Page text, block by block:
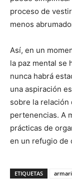
proceso de
menos
Así, en un
la paz mental se
nunca habrá
una aspiración
sobre la relación
pertenencias. A
prácticas de
en un refugio de
ETIQUETAS